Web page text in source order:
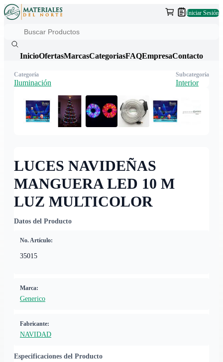
Iniciar Sesión
InicioOfertasMarcasCategoriasFAQEmpresaContacto
LUCES NAVIDEÑAS
MANGUERA LED 10 M
LUZ MULTICOLOR
Datos del Producto
No. Artículo:
35015
Marca:
Generico
Fabricante:
NAVIDAD
Especificaciones del Producto
Categoría
Iluminación
Subcategoría
Interior